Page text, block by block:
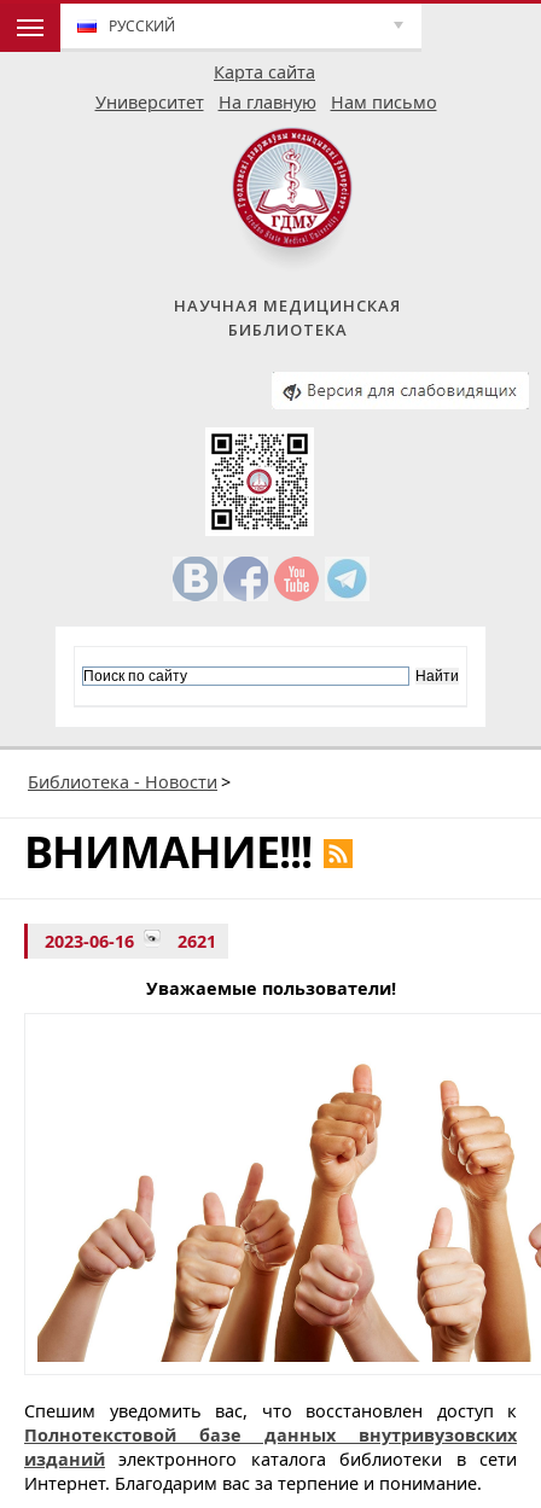
Карта сайта
РУССКИЙ
Университет На главную Нам письмо
НАУЧНАЯ МЕДИЦИНСКАЯ
БИБЛИОТЕКА
Библиотека - Новости >
ВНИМАНИЕ!!!
2023-06-16 2621
Уважаемые пользователи!
Спешим уведомить вас, что восстановлен доступ к
Полнотекстовой базе данных внутривузовских
изданий электронного каталога библиотеки в сети
Интернет. Благодарим вас за терпение и понимание.